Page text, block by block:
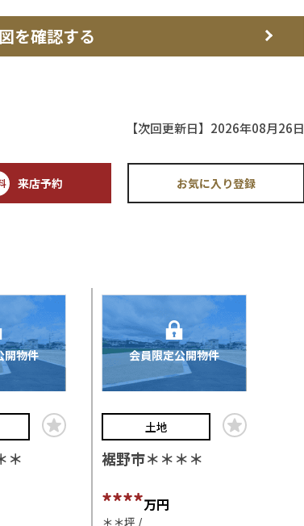
を確認する
【次回更新日】2026年08月26日
来店予約 お気に入り登録
開物件
＊
会員限定公開物件
土地
裾野市＊＊＊＊
****万円
＊＊坪